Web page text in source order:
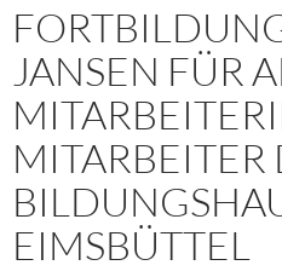
JANSEN FÜR
MITARBEITER
EIMSBÜTTEL